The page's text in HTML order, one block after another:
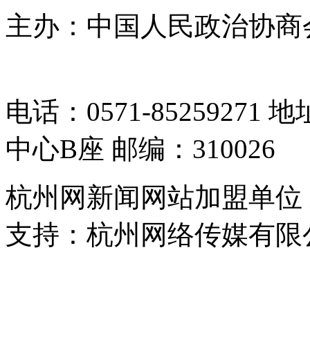
主办：中国人民政治协
电话：0571-85259271
中心B座 邮编：310026
杭州网新闻网站加盟单
支持：杭州网络传媒有限